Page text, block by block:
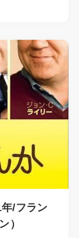
/フラン
）